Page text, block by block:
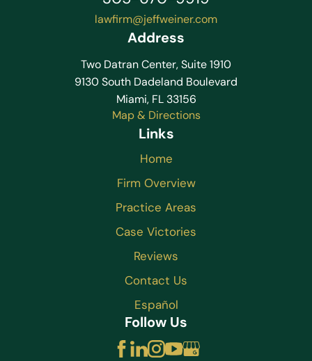
lawfirm@jeffweiner.com
Address
Two Datran Center, Suite 1910
9130 South Dadeland Boulevard
Miami, FL 33156
Map & Directions
Links
Home
Firm Overview
Practice Areas
Case Victories
Reviews
Contact Us
Español
Follow Us